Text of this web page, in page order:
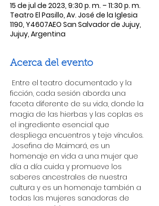
15 de jul de 2023, 9:30 p. m. – 11:30 p. m.
Teatro El Pasillo, Av. José de la Iglesia
1190, Y4607AEO San Salvador de Jujuy,
Jujuy, Argentina
Acerca del evento
Entre el teatro documentado y la
ficción, cada sesión aborda una
faceta diferente de su vida, donde la
magia de las hierbas y las coplas es
el ingrediente esencial que
despliega encuentros y teje vínculos.
Josefina de Maimará, es un
homenaje en vida a una mujer que
día a día cuida y promueve los
saberes ancestrales de nuestra
cultura y es un homenaje también a
todas las mujeres sanadoras de